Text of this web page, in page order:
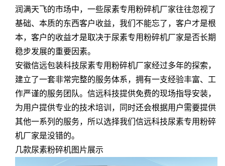
润满天飞的市场中，一些尿素专用粉碎机厂家往往忽视了
基础、本质的东西客户收益，我们不能忘了，客户才是根
本，客户的收益才是取决于尿素专用粉碎机厂家是否长期
稳步发展的重要因素。
安徽信远包装科技尿素专用粉碎机厂家经过多年的探索，
建立了一套非常完整的服务体系，拥有一支经验丰富、工
作严谨的服务团队。信远科技提供免费的现场指导安装，
为用户提供专业的技术培训，同时还会根据用户需要提供
其他一系列的服务，所以选择我们信远科技尿素专用粉碎
机厂家是没错的。
几款尿素粉碎机图片展示